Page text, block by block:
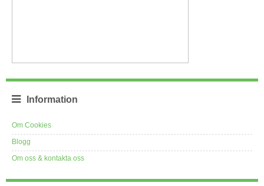
Information
Om Cookies
Blogg
Om oss & kontakta oss